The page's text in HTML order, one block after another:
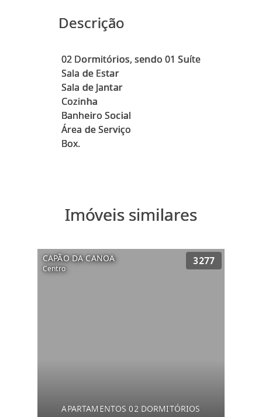
Descrição
02 Dormitórios, sendo 01 Suíte
Sala de Estar
Sala de Jantar
Cozinha
Banheiro Social
Área de Serviço
Imóveis similares
CAPÃO DA CANOA
Centro
3277
APARTAMENTOS 02 DORMITÓRIOS